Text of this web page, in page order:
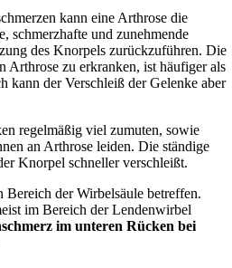
kann eine Arthrose die
schmerzhafte und zunehmende
des Knorpels zurückzuführen. Die
Arthrose zu erkranken, ist häufiger als
kann der Verschleiß der Gelenke aber
regelmäßig viel zumuten, sowie
an Arthrose leiden. Die ständige
Knorpel schneller verschleißt.
der Wirbelsäule betreffen.
im Bereich der Lendenwirbel
im unteren Rücken bei